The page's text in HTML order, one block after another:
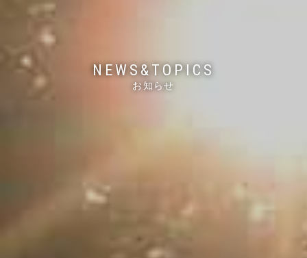
NEWS&TOPICS
お知らせ